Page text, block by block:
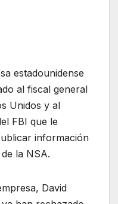
estadounidense
al fiscal general
Unidos y al
FBI que le
información
la NSA.
David